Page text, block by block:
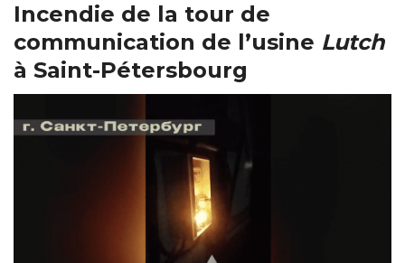
Incendie de la tour de
communication de l’usine Lutch
à Saint-Pétersbourg